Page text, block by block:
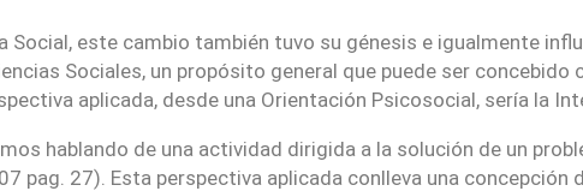
este cambio también tuvo su génesis e igualmente
Sociales, un propósito general que puede ser
aplicada, desde una Orientación Psicosocial, sería la
hablando de una actividad dirigida a la solución de un
pag. 27). Esta perspectiva aplicada conlleva una